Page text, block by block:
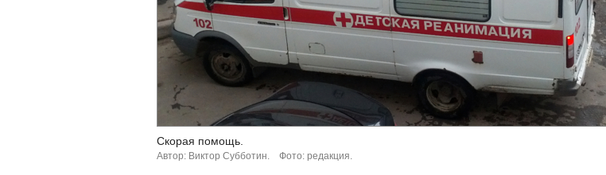
Скорая помощь.
Автор: Виктор Субботин. Фото: редакция.